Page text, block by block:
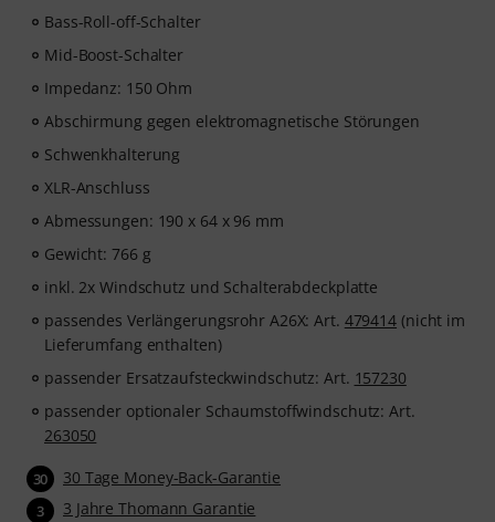
Bass-Roll-off-Schalter
Mid-Boost-Schalter
Impedanz: 150 Ohm
Abschirmung gegen elektromagnetische Störungen
Schwenkhalterung
XLR-Anschluss
Abmessungen: 190 x 64 x 96 mm
Gewicht: 766 g
inkl. 2x Windschutz und Schalterabdeckplatte
passendes Verlängerungsrohr A26X: Art. 479414 (nicht im
Lieferumfang enthalten)
passender Ersatzaufsteckwindschutz: Art. 157230
passender optionaler Schaumstoffwindschutz: Art.
263050
30 30 Tage Money-Back-Garantie
3 3 Jahre Thomann Garantie